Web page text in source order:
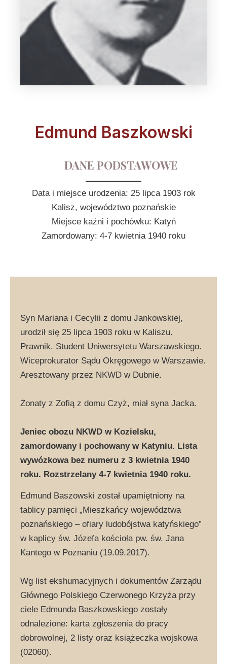
Edmund Baszkowski
DANE PODSTAWOWE
Data i miejsce urodzenia: 25 lipca 1903 rok
Kalisz, województwo poznańskie
Miejsce kaźni i pochówku: Katyń
Zamordowany: 4-7 kwietnia 1940 roku
Syn Mariana i Cecylii z domu Jankowskiej,
urodził się 25 lipca 1903 roku w Kaliszu.
Prawnik. Student Uniwersytetu Warszawskiego.
Wiceprokurator Sądu Okręgowego w Warszawie.
Aresztowany przez NKWD w Dubnie.
Żonaty z Zofią z domu Czyż, miał syna Jacka.
Jeniec obozu NKWD w Kozielsku,
zamordowany i pochowany w Katyniu. Lista
wywózkowa bez numeru z 3 kwietnia 1940
roku. Rozstrzelany 4-7 kwietnia 1940 roku.
Edmund Baszowski został upamiętniony na
tablicy pamięci „Mieszkańcy województwa
poznańskiego – ofiary ludobójstwa katyńskiego”
w kaplicy św. Józefa kościoła pw. św. Jana
Kantego w Poznaniu (19.09.2017).
Wg list ekshumacyjnych i dokumentów Zarządu
Głównego Polskiego Czerwonego Krzyża przy
ciele Edmunda Baszkowskiego zostały
odnalezione: karta zgłoszenia do pracy
dobrowolnej, 2 listy oraz książeczka wojskowa
(02060).